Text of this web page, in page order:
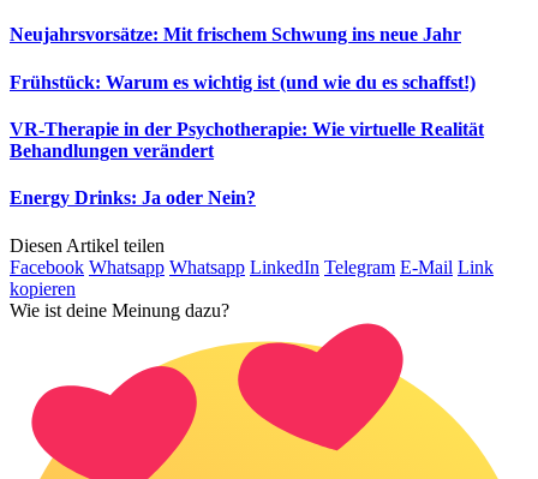
Neujahrsvorsätze: Mit frischem Schwung ins neue Jahr
Frühstück: Warum es wichtig ist (und wie du es schaffst!)
VR-Therapie in der Psychotherapie: Wie virtuelle Realität
Behandlungen verändert
Energy Drinks: Ja oder Nein?
Diesen Artikel teilen
Facebook Whatsapp Whatsapp LinkedIn Telegram E-Mail Link
kopieren
Wie ist deine Meinung dazu?